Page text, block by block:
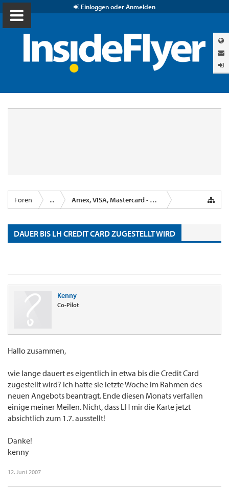
Einloggen oder Anmelden
Foren ... Amex, VISA, Mastercard - Kreditkartenanbieter
DAUER BIS LH CREDIT CARD ZUGESTELLT WIRD
Kenny
Co-Pilot
Hallo zusammen,
wie lange dauert es eigentlich in etwa bis die Credit Card
zugestellt wird? Ich hatte sie letzte Woche im Rahmen des
neuen Angebots beantragt. Ende diesen Monats verfallen
einige meiner Meilen. Nicht, dass LH mir die Karte jetzt
absichtlich zum 1.7. ausstellt!
Danke!
kenny
12. Juni 2007